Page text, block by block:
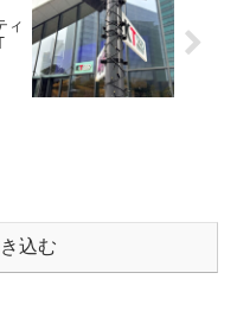
ィ
込む